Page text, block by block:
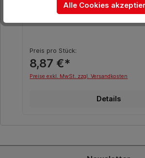
Durchschnittliche Bewertung von 0
Wiederverwendbarer
Preis pro Stück:
8,87 €*
Preise exkl. MwSt. zzgl. Versandkosten
Details
Alle Cookies